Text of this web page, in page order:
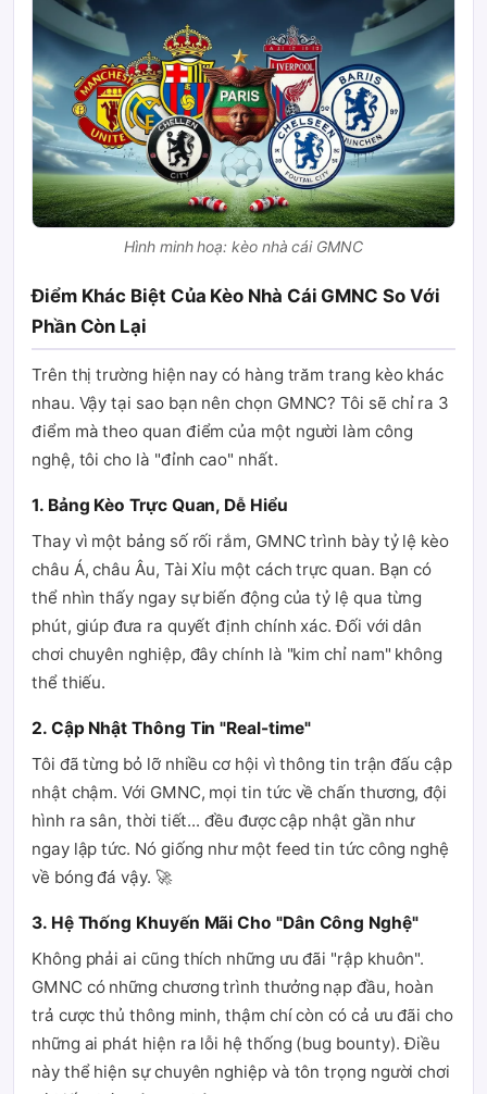
Hình minh hoạ: kèo nhà cái GMNC
Điểm Khác Biệt Của Kèo Nhà Cái GMNC So Với
Phần Còn Lại
Trên thị trường hiện nay có hàng trăm trang kèo khác
nhau. Vậy tại sao bạn nên chọn GMNC? Tôi sẽ chỉ ra 3
điểm mà theo quan điểm của một người làm công
nghệ, tôi cho là "đỉnh cao" nhất.
1. Bảng Kèo Trực Quan, Dễ Hiểu
Thay vì một bảng số rối rắm, GMNC trình bày tỷ lệ kèo
châu Á, châu Âu, Tài Xỉu một cách trực quan. Bạn có
thể nhìn thấy ngay sự biến động của tỷ lệ qua từng
phút, giúp đưa ra quyết định chính xác. Đối với dân
chơi chuyên nghiệp, đây chính là "kim chỉ nam" không
thể thiếu.
2. Cập Nhật Thông Tin "Real-time"
Tôi đã từng bỏ lỡ nhiều cơ hội vì thông tin trận đấu cập
nhật chậm. Với GMNC, mọi tin tức về chấn thương, đội
hình ra sân, thời tiết... đều được cập nhật gần như
ngay lập tức. Nó giống như một feed tin tức công nghệ
về bóng đá vậy. 🚀
3. Hệ Thống Khuyến Mãi Cho "Dân Công Nghệ"
Không phải ai cũng thích những ưu đãi "rập khuôn".
GMNC có những chương trình thưởng nạp đầu, hoàn
trả cược thủ thông minh, thậm chí còn có cả ưu đãi cho
những ai phát hiện ra lỗi hệ thống (bug bounty). Điều
này thể hiện sự chuyên nghiệp và tôn trọng người chơi